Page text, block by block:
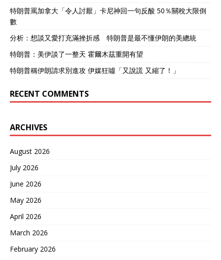
特朗普罵加拿大「令人討厭」卡尼神回一句反酸 50％關稅大限倒
數
分析：想談又愛打充滿挫折感 特朗普是最不懂伊朗的美總統
特朗普：美伊談了一整天 霍爾木茲重開有望
特朗普稱伊朗請求別進攻 伊媒狂噓「又說謊 又縮了！」
RECENT COMMENTS
ARCHIVES
August 2026
July 2026
June 2026
May 2026
April 2026
March 2026
February 2026